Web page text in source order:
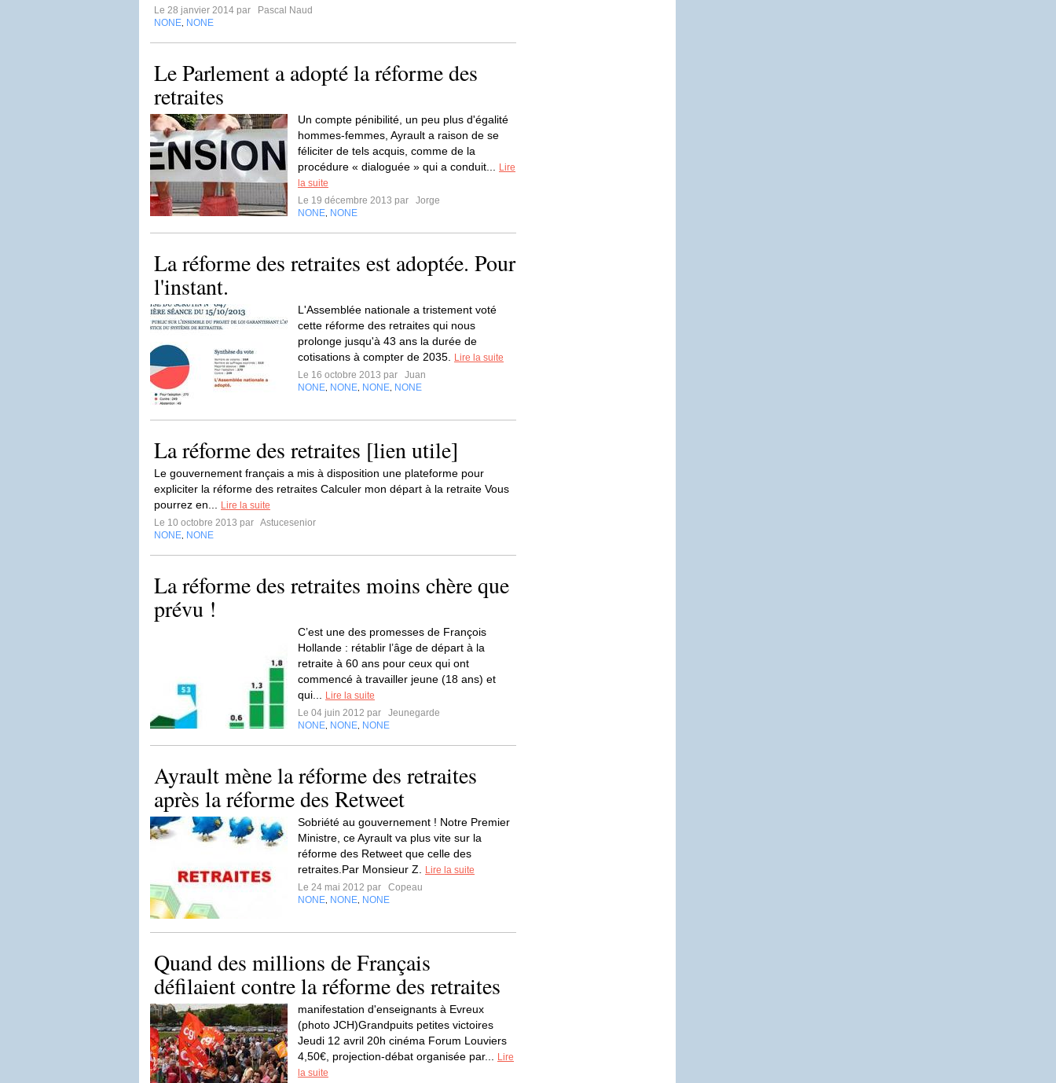
Le 28 janvier 2014 par
Pascal Naud
NONE NONE
Le Parlement a adopté la réforme des
retraites
Un compte pénibilité, un peu plus d'égalité
hommes-femmes, Ayrault a raison de se
féliciter de tels acquis, comme de la
procédure « dialoguée » qui a conduit...
Lire
la suite
Le 19 décembre 2013 par
Jorge
NONE NONE
La réforme des retraites est adoptée. Pour
l'instant.
L'Assemblée nationale a tristement voté
cette réforme des retraites qui nous
prolonge jusqu'à 43 ans la durée de
cotisations à compter de 2035.
Lire la suite
Le 16 octobre 2013 par
Juan
NONE NONE NONE NONE
La réforme des retraites [lien utile]
Le gouvernement français a mis à disposition une plateforme pour
expliciter la réforme des retraites Calculer mon départ à la retraite Vous
pourrez en...
Lire la suite
Le 10 octobre 2013 par Astucesenior
NONE NONE
La réforme des retraites moins chère que
prévu !
C’est une des promesses de François
Hollande : rétablir l’âge de départ à la
retraite à 60 ans pour ceux qui ont
commencé à travailler jeune (18 ans) et
qui...
Lire la suite
Le 04 juin 2012 par
Jeunegarde
NONE NONE NONE
Ayrault mène la réforme des retraites
après la réforme des Retweet
Sobriété au gouvernement ! Notre Premier
Ministre, ce Ayrault va plus vite sur la
réforme des Retweet que celle des
retraites.Par Monsieur Z.
Lire la suite
Le 24 mai 2012 par
Copeau
NONE NONE NONE
Quand des millions de Français
défilaient contre la réforme des retraites
manifestation d'enseignants à Evreux
(photo JCH)Grandpuits petites victoires
Jeudi 12 avril 20h cinéma Forum Louviers
4,50€, projection-débat organisée par...
Lire
la suite